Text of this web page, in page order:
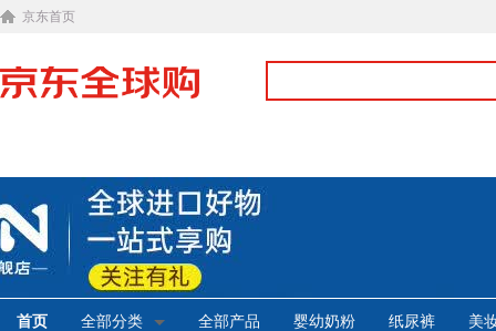
京东首页
首页 全部分类 全部产品 婴幼奶粉 纸尿裤 美